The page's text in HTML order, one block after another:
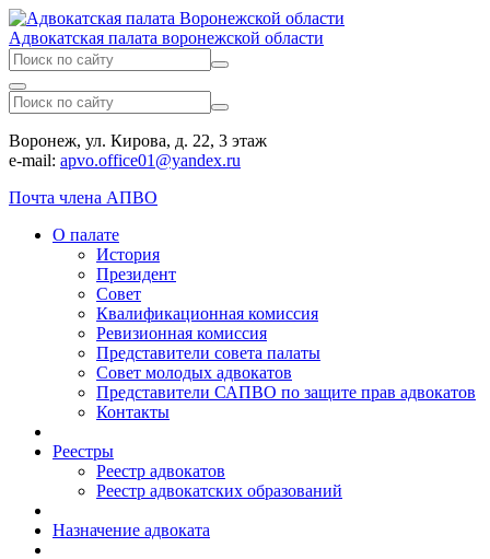
Адвокатская палата воронежской области
Воронеж, ул. Кирова, д. 22, 3 этаж
e-mail: apvo.office01@yandex.ru
Почта члена АПВО
О палате
История
Президент
Совет
Квалификационная комиссия
Ревизионная комиссия
Представители совета палаты
Совет молодых адвокатов
Представители САПВО по защите прав адвокатов
Контакты
Реестры
Реестр адвокатов
Реестр адвокатских образований
Назначение адвоката